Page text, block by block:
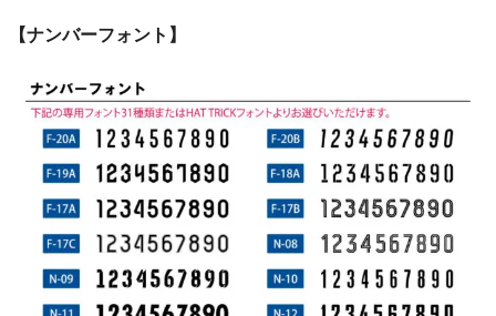
【ナンバーフォント】